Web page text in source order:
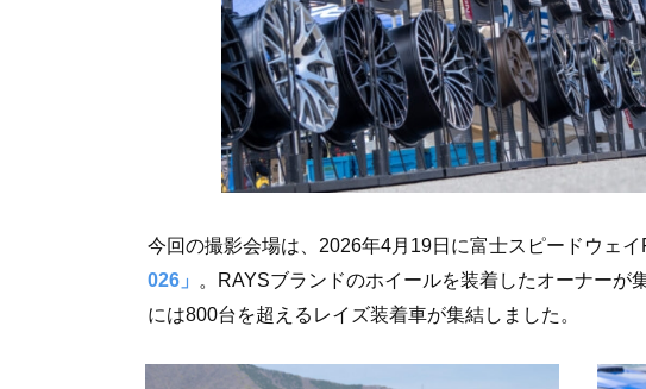
今回の撮影会場は、2026年4月19日に富士スピードウェ
026」
。RAYSブランドのホイールを装着したオーナーが
には800台を超えるレイズ装着車が集結しました。